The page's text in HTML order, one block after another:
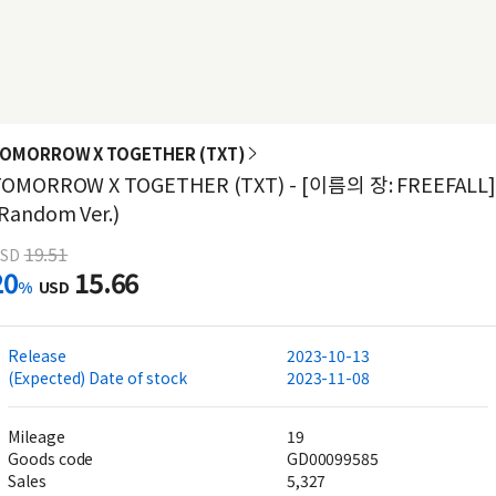
X TOGETHER (TXT)
X TOGETHER (TXT) - [이름의 장: FREEFALL]
Ver.)
19.51
% USD 15.66
Release
2023-10-13
(Expected) Date of stock
2023-11-08
Mileage
19
Goods code
GD00099585
Sales
5,327